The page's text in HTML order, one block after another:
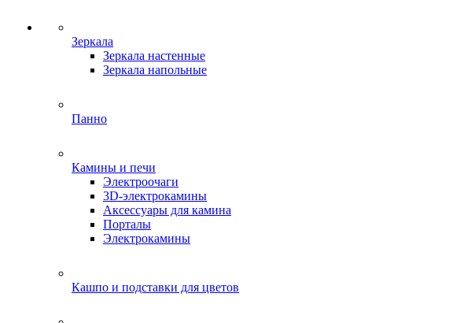
Зеркала
Зеркала настенные
Зеркала напольные
Панно
Камины и печи
Электроочаги
3D-электрокамины
Аксессуары для камина
Порталы
Электрокамины
Кашпо и подставки для цветов